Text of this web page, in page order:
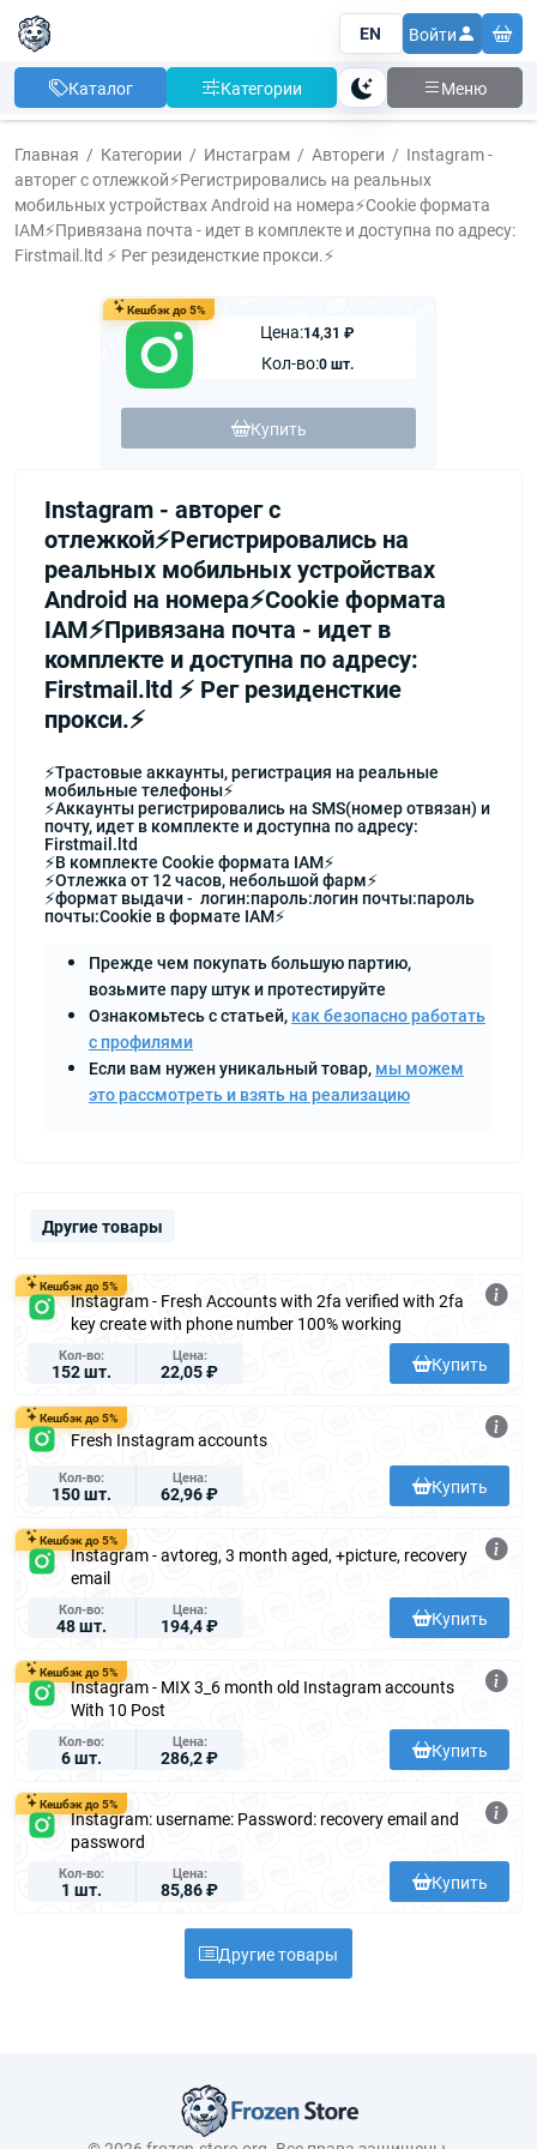
EN Войти
Каталог Категории Тема Меню
Главная Категории Инстаграм Автореги
Instagram -
авторег c отлежкой⚡️Регистрировались на реальных
мобильных устройствах Android на номера⚡️Cookie формата
IAM⚡️Привязана почта - идет в комплекте и доступна по адресу:
Firstmail.ltd ⚡️ Рег резиденсткие прокси.⚡
Кешбэк до 5%
Цена:14,31 ₽
Кол-во:0 шт.
Купить
Instagram - авторег c
отлежкой⚡️Регистрировались на
реальных мобильных устройствах
Android на номера⚡️Cookie формата
IAM⚡️Привязана почта - идет в
комплекте и доступна по адресу:
Firstmail.ltd ⚡️ Рег резиденсткие
прокси.⚡
⚡Трастовые аккаунты, регистрация на реальные
мобильные телефоны⚡
⚡️Аккаунты регистрировались на SMS(номер отвязан) и
почту, идет в комплекте и доступна по адресу:
Firstmail.ltd
⚡️В комплекте Cookie формата IAM⚡️
⚡Отлежка от 12 часов, небольшой фарм⚡️
⚡формат выдачи - логин:пароль:логин почты:пароль
почты:Cookie в формате IAM⚡
Прежде чем покупать большую партию,
возьмите пару штук и протестируйте
Ознакомьтесь с статьей, как безопасно работать
с профилями
Если вам нужен уникальный товар, мы можем
это рассмотреть и взять на реализацию
Другие товары
Кешбэк до 5%
Instagram - Fresh Accounts with 2fa verified with 2fa
key create with phone number 100% working
Кол-во
152 шт.
Цена
22,05 ₽ Купить
Кешбэк до 5%
Fresh Instagram accounts
Кол-во
150 шт.
Цена
62,96 ₽ Купить
Кешбэк до 5%
Instagram - avtoreg, 3 month aged, +picture, recovery
email
Кол-во
48 шт.
Цена
194,4 ₽ Купить
Кешбэк до 5%
Instagram - MIX 3_6 month old Instagram accounts
With 10 Post
Кол-во
6 шт.
Цена
286,2 ₽ Купить
Кешбэк до 5%
Instagram: username: Password: recovery email and
password
Кол-во
1 шт.
Цена
85,86 ₽ Купить
Другие товары